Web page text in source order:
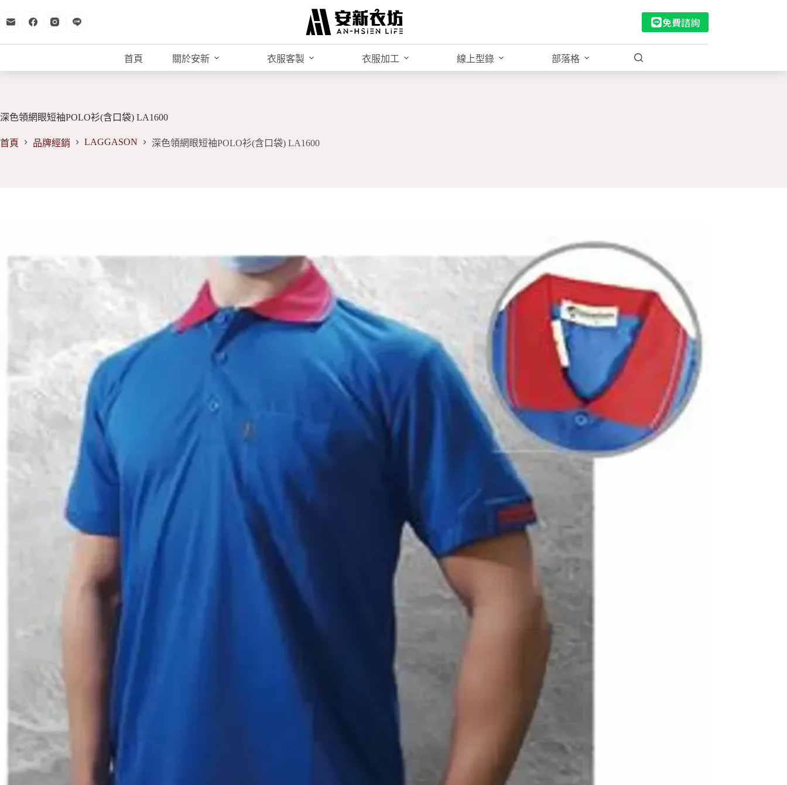
至
免費諮詢
首頁 關於安新 衣服客製 衣服加工 線上型錄 部落格
深色領網眼短袖POLO衫(含口袋) LA1600
首頁 品牌經銷 LAGGASON 深色領網眼短袖POLO衫(含口袋) LA1600